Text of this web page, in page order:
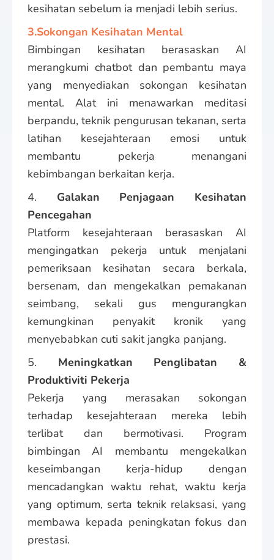
kesihatan sebelum ia menjadi lebih serius.
3.Sokongan Kesihatan Mental
Bimbingan kesihatan berasaskan AI
merangkumi chatbot dan pembantu maya
yang menyediakan sokongan kesihatan
mental. Alat ini menawarkan meditasi
berpandu, teknik pengurusan tekanan, serta
latihan kesejahteraan emosi untuk
membantu pekerja menangani
kebimbangan berkaitan kerja.
4. Galakan Penjagaan Kesihatan
Pencegahan
Platform kesejahteraan berasaskan AI
mengingatkan pekerja untuk menjalani
pemeriksaan kesihatan secara berkala,
bersenam, dan mengekalkan pemakanan
seimbang, sekali gus mengurangkan
kemungkinan penyakit kronik yang
menyebabkan cuti sakit jangka panjang.
5. Meningkatkan Penglibatan &
Produktiviti Pekerja
Pekerja yang merasakan sokongan
terhadap kesejahteraan mereka lebih
terlibat dan bermotivasi. Program
bimbingan AI membantu mengekalkan
keseimbangan kerja-hidup dengan
mencadangkan waktu rehat, waktu kerja
yang optimum, serta teknik relaksasi, yang
membawa kepada peningkatan fokus dan
prestasi.